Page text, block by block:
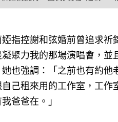
指控謝和弦婚前曾追求
聚力我的那場演唱會，
也強調：「之前也有約
己租來用的工作室，工
爸爸在。」